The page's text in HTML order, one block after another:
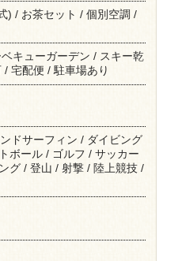
) / お茶セット / 個別空調 /
キューガーデン / スキー乾
宅配便 / 駐車場あり
ドサーフィン / ダイビング
ボール / ゴルフ / サッカー
グ / 登山 / 射撃 / 陸上競技 /